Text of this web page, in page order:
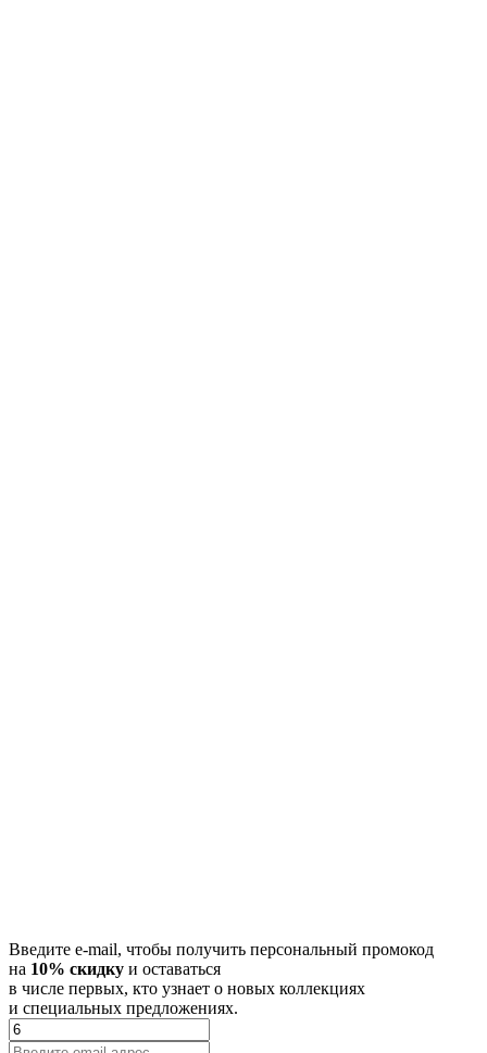
Введите e-mail, чтобы получить персональный промокод
на 10% скидку и оставаться
в числе первых, кто узнает о новых коллекциях
и специальных предложениях.